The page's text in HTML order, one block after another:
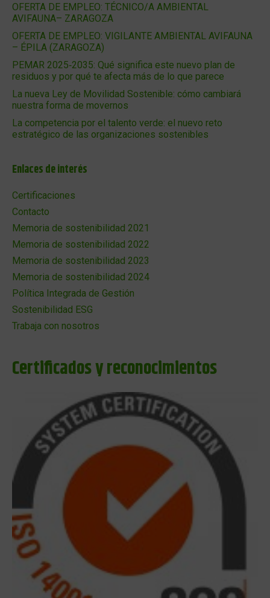
OFERTA DE EMPLEO: TÉCNICO/A AMBIENTAL
AVIFAUNA– ZARAGOZA
OFERTA DE EMPLEO: VIGILANTE AMBIENTAL AVIFAUNA
– ÉPILA (ZARAGOZA)
PEMAR 2025‑2035: Qué significa este nuevo plan de
residuos y por qué te afecta más de lo que parece
La nueva Ley de Movilidad Sostenible: cómo cambiará
nuestra forma de movernos
La competencia por el talento verde: el nuevo reto
estratégico de las organizaciones sostenibles
Enlaces de interés
Certificaciones
Contacto
Memoria de sostenibilidad 2021
Memoria de sostenibilidad 2022
Memoria de sostenibilidad 2023
Memoria de sostenibilidad 2024
Política Integrada de Gestión
Sostenibilidad ESG
Trabaja con nosotros
Certificados y reconocimientos